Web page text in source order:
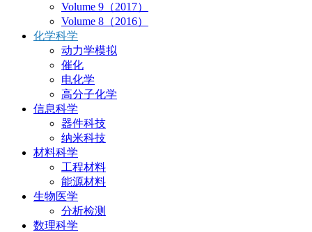
Volume 9（2017）
Volume 8（2016）
化学科学
动力学模拟
催化
电化学
高分子化学
信息科学
器件科技
纳米科技
材料科学
工程材料
能源材料
生物医学
分析检测
数理科学